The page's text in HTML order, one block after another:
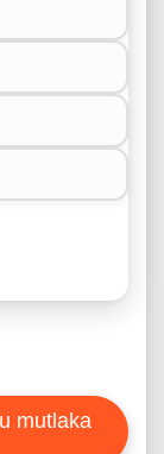
mutlaka